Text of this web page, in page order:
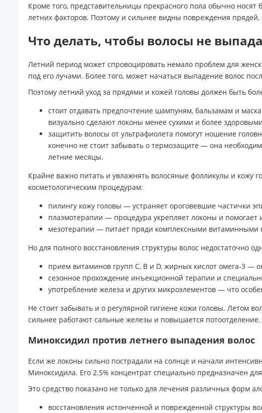
Кроме того, представительницы прекрасного пола обычно
летних факторов. Поэтому и сильнее видны повреждения
Что делать, чтобы волосы не
Летний период может спровоцировать немало проблем для
под его лучами. Более того, может начаться выпадение волос
Поэтому летний уход за прядями и кожей головы должен быть
стоит отдавать предпочтение шампуням, бальзамам и
визуально сделают локоны менее сухими и более
защитить волосы от ультрафиолета помогут ношение
конечно не стоит забывать о термозащите — она
летние месяцы.
Крайне важно питать и увлажнять волосяные фолликулы и кожу
косметологическим процедурам:
пилингу кожу головы — устраняет ороговевшие частички
плазмотерапии — процедура укрепляет локоны и помогает
мезотерапии — питает пряди комплексными витаминными
Но для полного восстановления структуры волос
прием витаминов групп С, В и D, жирных кислот омега-3 —
сезонное прохождение инъекционной терапии и
употребление железа и других микроэлементов — что
Не стоит забывать и о регулярной гигиене кожи головы. Летом
сильнее работают сальные железы и повышается
Миноксидил против летнего выпадения волос
Если же локоны сильно пострадали на солнце и начали
Миноксидила. Его 2.5% концентрат специально предназначен
Это средство показано не только для лечения различных форм
восстановления истонченной и поврежденной структуры